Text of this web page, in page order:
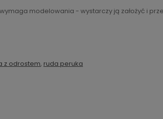
modelowania - wystarczy ją założyć i
z odrostem, ruda peruka